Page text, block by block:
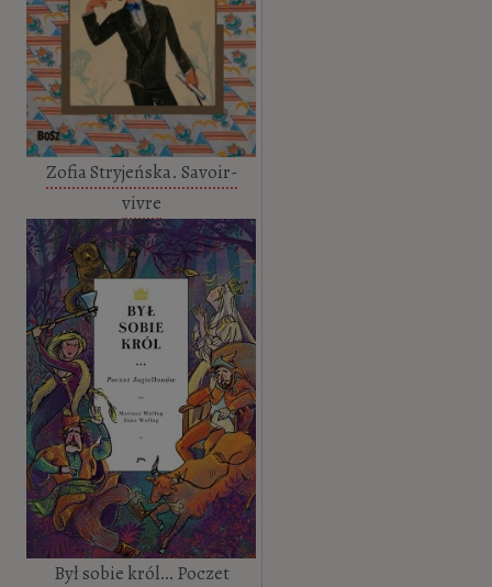
Zofia Stryjeńska. Savoir-
vivre
Był sobie król… Poczet